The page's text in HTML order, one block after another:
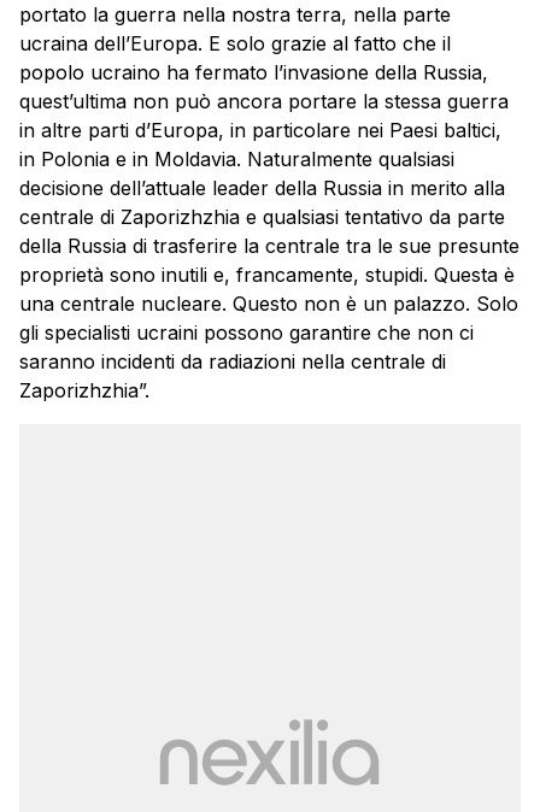
portato la guerra nella nostra terra, nella parte
ucraina dell’Europa. E solo grazie al fatto che il
popolo ucraino ha fermato l’invasione della Russia,
quest’ultima non può ancora portare la stessa guerra
in altre parti d’Europa, in particolare nei Paesi baltici,
in Polonia e in Moldavia. Naturalmente qualsiasi
decisione dell’attuale leader della Russia in merito alla
centrale di Zaporizhzhia e qualsiasi tentativo da parte
della Russia di trasferire la centrale tra le sue presunte
proprietà sono inutili e, francamente, stupidi. Questa è
una centrale nucleare. Questo non è un palazzo. Solo
gli specialisti ucraini possono garantire che non ci
saranno incidenti da radiazioni nella centrale di
Zaporizhzhia”.